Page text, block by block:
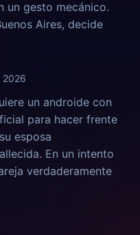
un gesto mecánico.
Aires, decide
2026
un androide con
para hacer frente
esposa
En un intento
verdaderamente